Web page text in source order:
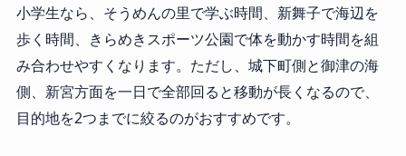
小学生なら、そうめんの里で学ぶ時間、新舞子で海辺を
歩く時間、きらめきスポーツ公園で体を動かす時間を組
み合わせやすくなります。ただし、城下町側と御津の海
側、新宮方面を一日で全部回ると移動が長くなるので、
目的地を2つまでに絞るのがおすすめです。